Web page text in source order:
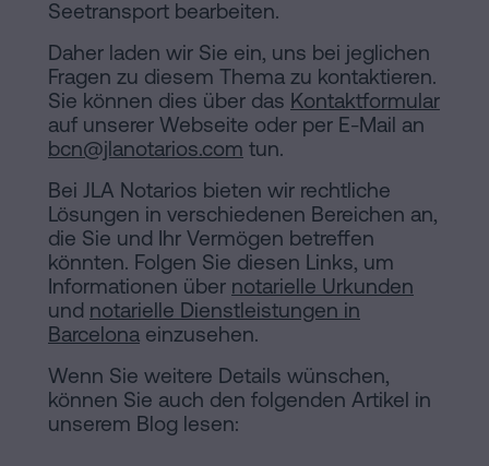
Seetransport bearbeiten.
Daher laden wir Sie ein, uns bei jeglichen
Fragen zu diesem Thema zu kontaktieren.
Sie können dies über das Kontaktformular
auf unserer Webseite oder per E-Mail an
bcn@jlanotarios.com tun.
Bei JLA Notarios bieten wir rechtliche
Lösungen in verschiedenen Bereichen an,
die Sie und Ihr Vermögen betreffen
könnten. Folgen Sie diesen Links, um
Informationen über notarielle Urkunden
und notarielle Dienstleistungen in
Barcelona einzusehen.
Wenn Sie weitere Details wünschen,
können Sie auch den folgenden Artikel in
unserem Blog lesen: